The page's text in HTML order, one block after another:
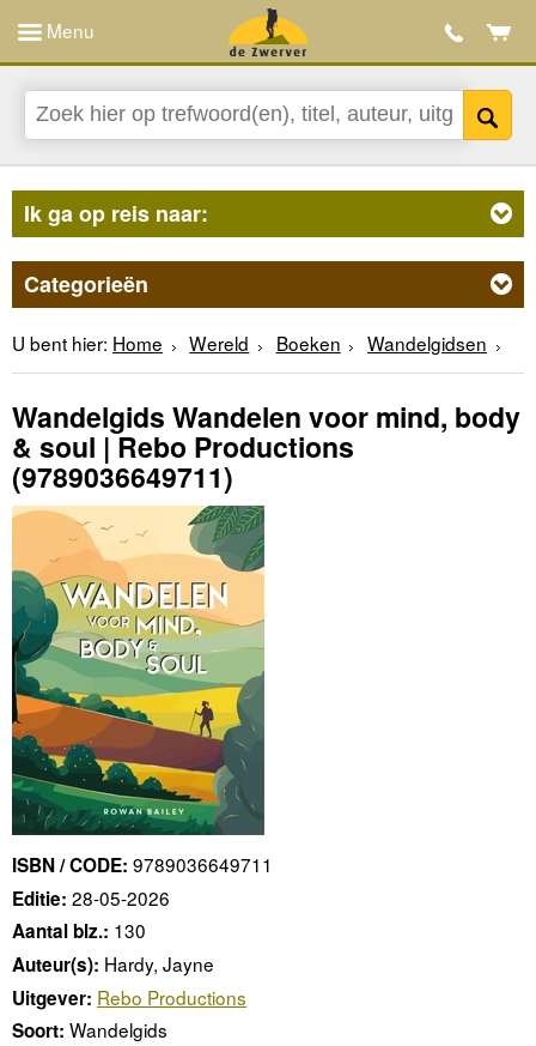
Menu
Ik ga op reis naar:
Categorieën
U bent hier: Home Wereld Boeken Wandelgidsen
Wandelgids Wandelen voor mind, body
& soul | Rebo Productions
(9789036649711)
ISBN / CODE: 9789036649711
Editie: 28-05-2026
Aantal blz.: 130
Auteur(s): Hardy, Jayne
Uitgever: Rebo Productions
Soort: Wandelgids